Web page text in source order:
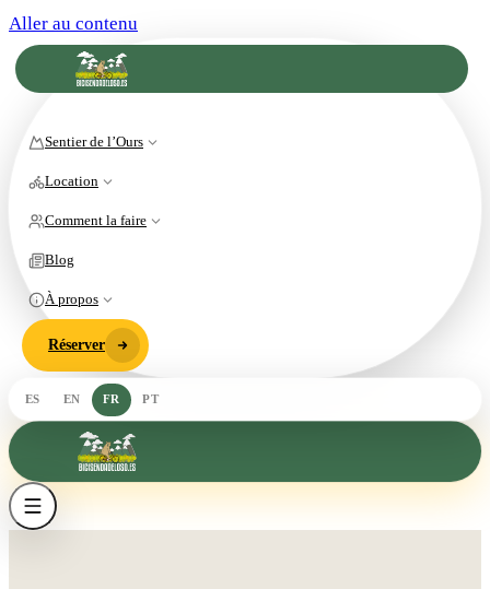
Aller au contenu
Sentier de l’Ours
Location
Comment la faire
Blog
À propos
Réserver
ES EN FR PT